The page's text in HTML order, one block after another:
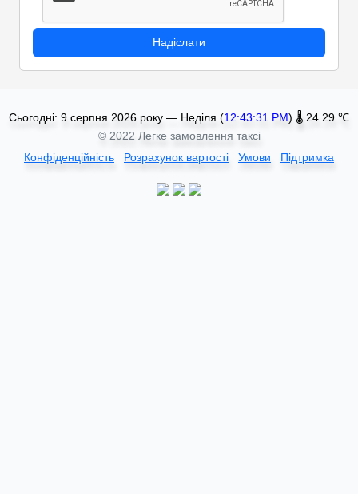
Надіслати
Сьогодні: 9 серпня 2026 року — Неділя (12:43:31 PM) 🌡️ 24.29 ℃
© 2022 Легке замовлення таксі
Конфіденційність
Розрахунок вартості Умови Підтримка